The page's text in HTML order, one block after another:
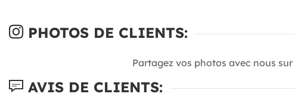
PHOTOS DE CLIENTS:
Partagez vos photos avec nous sur
AVIS DE CLIENTS: